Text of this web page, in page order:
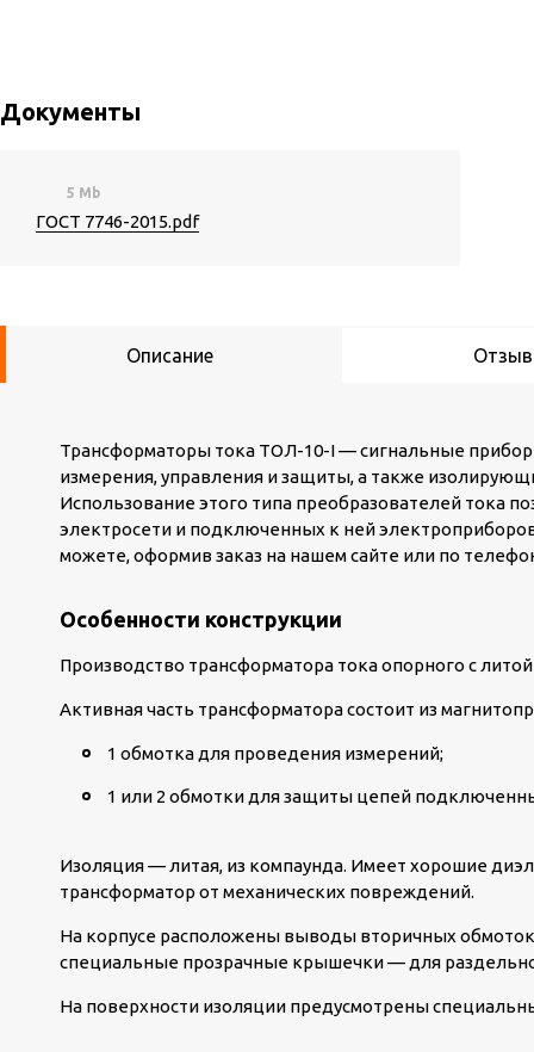
Документы
5 Mb
ГОСТ 7746-2015.pdf
Описание
Трансформаторы тока ТОЛ-10-I — сигнальные
измерения, управления и защиты, а также
Использование этого типа преобразователей тока
электросети и подключенных к ней
можете, оформив заказ на нашем сайте или по
Особенности конструкции
Производство трансформатора тока опорного с
Активная часть трансформатора состоит из
1 обмотка для проведения измерений;
1 или 2 обмотки для защиты цепей
Изоляция — литая, из компаунда. Имеет хорошие
трансформатор от механических повреждений.
На корпусе расположены выводы вторичных
специальные прозрачные крышечки — для
На поверхности изоляции предусмотрены